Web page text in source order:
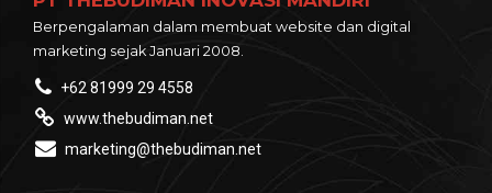
Berpengalaman dalam membuat website dan digital
marketing sejak Januari 2008.
+62 81999 29 4558
www.thebudiman.net
marketing@thebudiman.net